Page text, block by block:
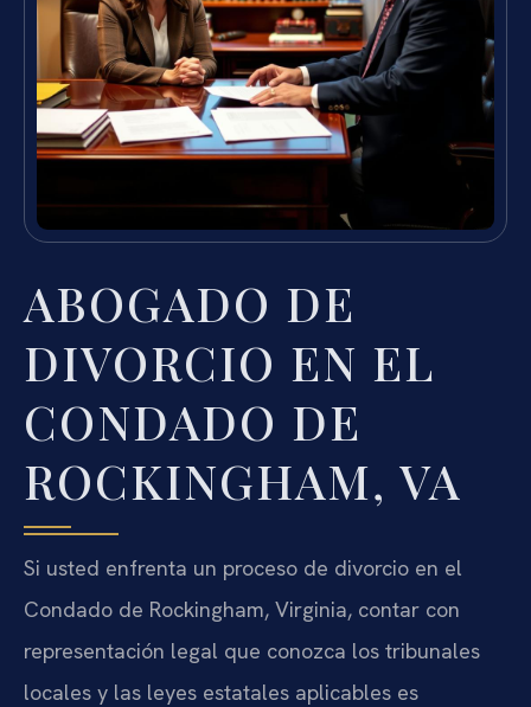
ABOGADO DE
DIVORCIO EN EL
CONDADO DE
ROCKINGHAM, VA
Si usted enfrenta un proceso de divorcio en el
Condado de Rockingham, Virginia, contar con
representación legal que conozca los tribunales
locales y las leyes estatales aplicables es